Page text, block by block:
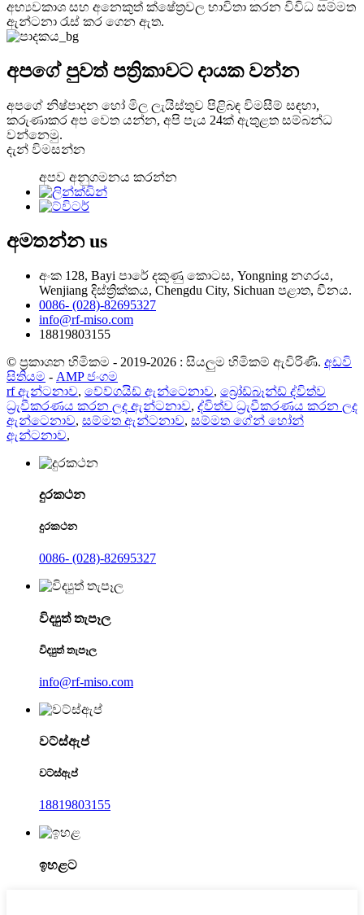
අභ්‍යවකාශ සහ අනෙකුත් ක්ෂේත්‍රවල භාවිතා කරන විවිධ සම්මත
ඇන්ටනා රැස් කර ගෙන ඇත.
අපගේ පුවත් පත්‍රිකාවට දායක වන්න
අපගේ නිෂ්පාදන හෝ මිල ලැයිස්තුව පිළිබඳ විමසීම් සඳහා,
කරුණාකර අප වෙත යන්න, අපි පැය 24ක් ඇතුළත සම්බන්ධ
වන්නෙමු.
දැන් විමසන්න
අපව අනුගමනය කරන්න
අමතන්නus
අංක 128, Bayi පාරේ දකුණු කොටස, Yongning නගරය,
Wenjiang දිස්ත්‍රික්කය, Chengdu City, Sichuan පළාත, චීනය.
0086- (028)-82695327
info@rf-miso.com
18819803155
© ප්‍රකාශන හිමිකම - 2019-2026 : සියලුම හිමිකම් ඇවිරිණි. අඩවි
සිතියම - AMP ජංගම
rf ඇන්ටනාව, වේව්ගයිඩ් ඇන්ටෙනාව, බ්‍රෝඩ්බෑන්ඩ් ද්විත්ව
ධ්‍රැවීකරණය කරන ලද ඇන්ටනාව, ද්විත්ව ධ්‍රැවීකරණය කරන ලද
ඇන්ටෙනාව, සම්මත ඇන්ටනාව, සම්මත ගේන් හෝන්
ඇන්ටනාව,
දුරකථන
දුරකථන
0086- (028)-82695327
විද්‍යුත් තැපෑල
විද්‍යුත් තැපෑල
info@rf-miso.com
වට්ස්ඇප්
වට්ස්ඇප්
18819803155
ඉහළට